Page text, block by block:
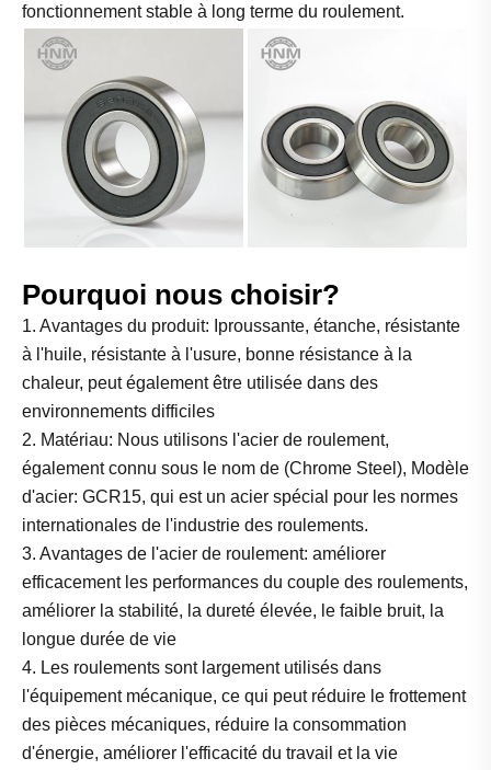
fonctionnement stable à long terme du roulement.
Pourquoi nous choisir?
1. Avantages du produit: Iproussante, étanche, résistante
à l'huile, résistante à l'usure, bonne résistance à la
chaleur, peut également être utilisée dans des
environnements difficiles
2. Matériau: Nous utilisons l'acier de roulement,
également connu sous le nom de (Chrome Steel), Modèle
d'acier: GCR15, qui est un acier spécial pour les normes
internationales de l'industrie des roulements.
3. Avantages de l'acier de roulement: améliorer
efficacement les performances du couple des roulements,
améliorer la stabilité, la dureté élevée, le faible bruit, la
longue durée de vie
4. Les roulements sont largement utilisés dans
l'équipement mécanique, ce qui peut réduire le frottement
des pièces mécaniques, réduire la consommation
d'énergie, améliorer l'efficacité du travail et la vie